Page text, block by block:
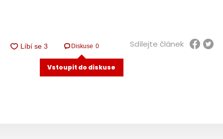
Diskuse 0
Vstoupit do diskuse
Sdílejte článek